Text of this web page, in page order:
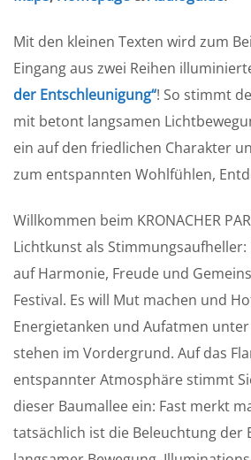
Mit den kleinen Texten wird zum
Eingang aus zwei Reihen
der Entschleunigung“! So stimmt
mit betont langsamen
ein auf den friedlichen Charakter
zum entspannten Wohlfühlen,
Willkommen beim KRONACHER
Lichtkunst als
auf Harmonie, Freude und
Festival. Es will Mut machen und
Energietanken und Aufatmen
stehen im Vordergrund. Auf das
entspannter Atmosphäre stimmt
dieser Baumallee ein: Fast merkt
tatsächlich ist die Beleuchtung der